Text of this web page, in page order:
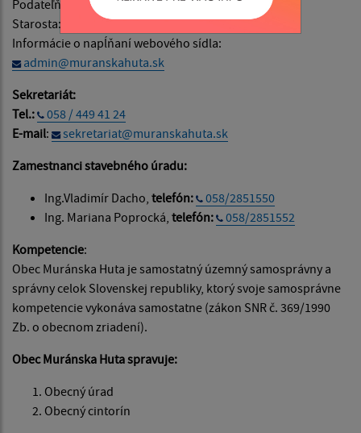
Podateľňa:
podatelna@muranskahuta.sk
Starosta:
starosta@muranskahuta.sk
Informácie o napĺňaní webového sídla:
admin@muranskahuta.sk
Sekretariát:
Tel.:
058 / 449 41 24
E-mail:
sekretariat@muranskahuta.sk
Zamestnanci stavebného úradu:
Ing.Vladimír Dacho, telefón:
058/2851550
Ing. Mariana Poprocká, telefón:
058/2851552
Kompetencie:
Obec Muránska Huta je samostatný územný samosprávny a
správny celok Slovenskej republiky, ktorý svoje samosprávne
kompetencie vykonáva samostatne (zákon SNR č. 369/1990
Zb. o obecnom zriadení).
Obec Muránska Huta spravuje:
Obecný úrad
Obecný cintorín